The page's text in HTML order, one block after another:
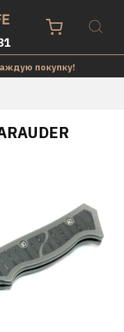
покупку!